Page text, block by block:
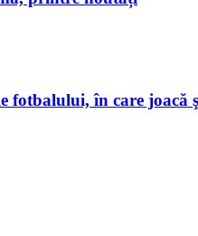
fotbalului, în care